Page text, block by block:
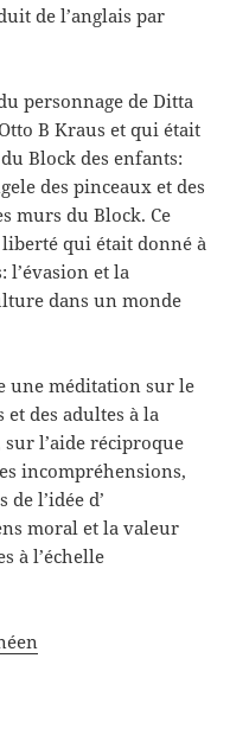
de l’anglais par
personnage de Ditta
B Kraus et qui était
Block des enfants:
des pinceaux et des
murs du Block. Ce
qui était donné à
l’évasion et la
dans un monde
une méditation sur le
des adultes à la
l’aide réciproque
incompréhensions,
l’idée d’
moral et la valeur
à l’échelle